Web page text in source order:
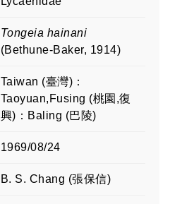
Tongeia hainani
(Bethune-Baker, 1914)
Taiwan (臺灣)：
Taoyuan,Fusing (桃園,復
興)：Baling (巴陵)
1969/08/24
B. S. Chang (張保信)